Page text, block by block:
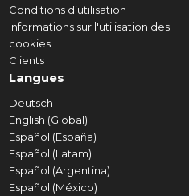
Conditions d’utilisation
Informations sur l'utilisation des
cookies
Clients
Langues
Deutsch
English (Global)
Español (España)
Español (Latam)
Español (Argentina)
Español (México)